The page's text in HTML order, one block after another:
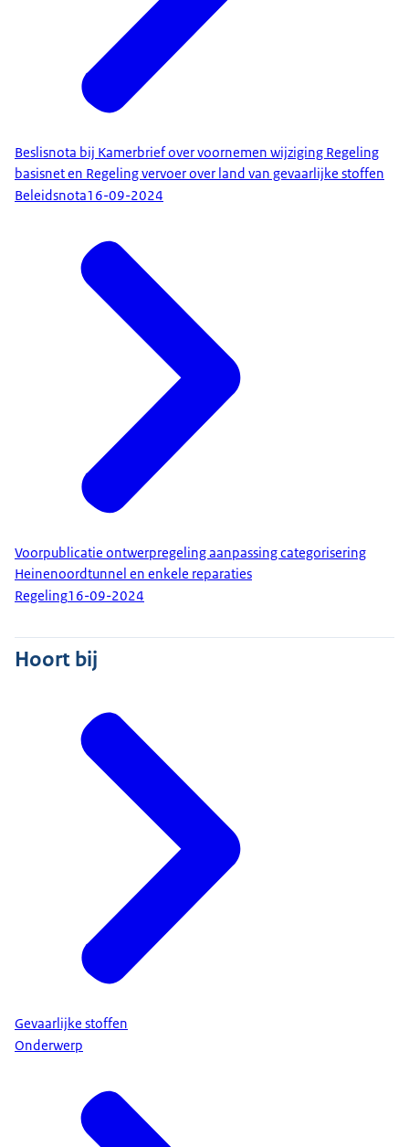
Beslisnota bij Kamerbrief over voornemen wijziging Regeling
basisnet en Regeling vervoer over land van gevaarlijke stoffen
Beleidsnota16-09-2024
Voorpublicatie ontwerpregeling aanpassing categorisering
Heinenoordtunnel en enkele reparaties
Regeling16-09-2024
Hoort bij
Gevaarlijke stoffen
Onderwerp